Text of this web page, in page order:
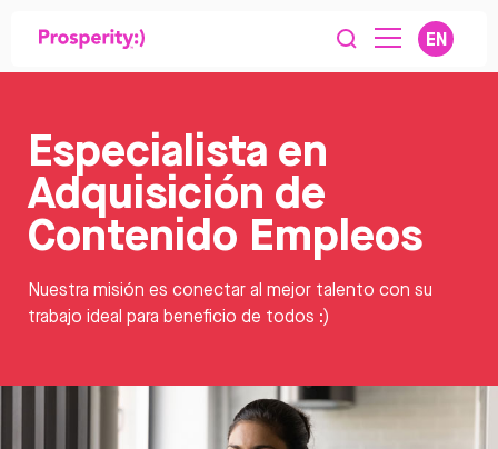
EN
Especialista en
Adquisición de
Contenido Empleos
Nuestra misión es conectar al mejor talento con su
trabajo ideal para beneficio de todos :)